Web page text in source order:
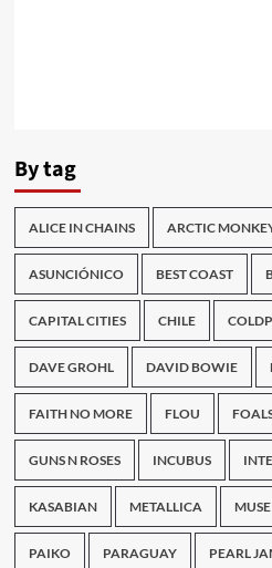
By tag
ALICE IN CHAINS ARCTIC
ASUNCIÓNICO BEST COAST
CAPITAL CITIES CHILE
DAVE GROHL DAVID BOWIE
FAITH NO MORE FLOU
GUNS N ROSES INCUBUS
KASABIAN METALLICA MUSE
PAIKO PARAGUAY PEARL